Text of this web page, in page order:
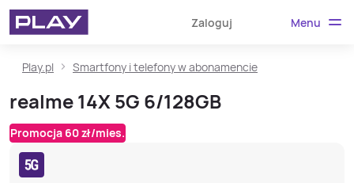
Zaloguj Menu
Play.pl Smartfony i telefony w abonamencie
realme 14X 5G 6/128GB
Promocja 60 zł/mies.